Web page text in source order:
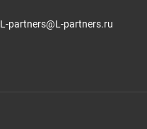
L-partners@L-partners.ru